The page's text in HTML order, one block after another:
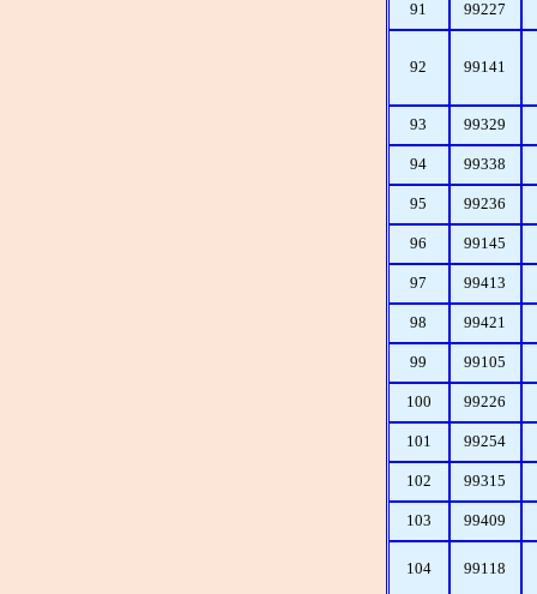
91 99227
92 99141
93 99329
94 99338
95 99236
96 99145
97 99413
98 99421
99 99105
100 99226
101 99254
102 99315
103 99409
104 99118